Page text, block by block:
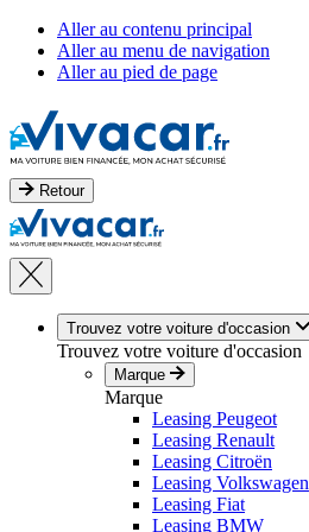
Aller au contenu principal
Aller au menu de navigation
Aller au pied de page
Retour
Trouvez votre voiture d'occasion
Trouvez votre voiture d'occasion
Marque
Marque
Leasing Peugeot
Leasing Renault
Leasing Citroën
Leasing Volkswagen
Leasing Fiat
Leasing BMW